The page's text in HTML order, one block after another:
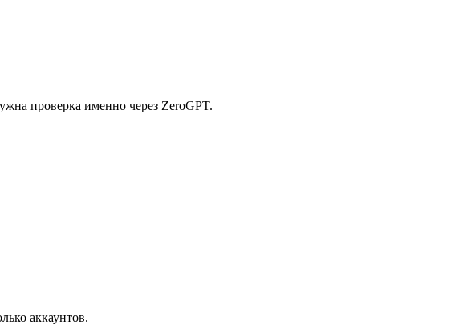
проверка именно через ZeroGPT.
аккаунтов.